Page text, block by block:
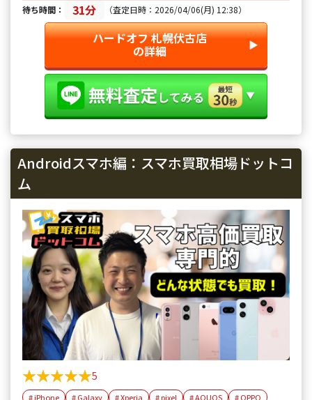
待ち時間： 31分 （査定日時：2026/04/06(月) 12:38）
ハードオフ 札幌伏古店
の詳細 ▶︎
Androidスマホ編：スマホ買取相場ドットコ
ム
★★★★★
★★★★★5
# iPhone # Galaxy # Xperia # pixel # AQUOS # OPPO